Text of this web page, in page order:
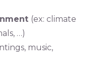
(ex: climate
…)
music,